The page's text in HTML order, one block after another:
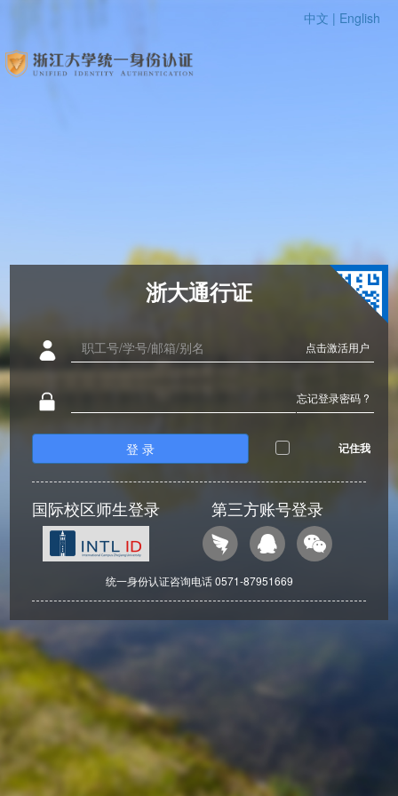
中文 | English
浙大通行证
点击激活用户
忘记登录密码 ?
登 录 记住我
国际校区师生登录 第三方账号登录
统一身份认证咨询电话 0571-87951669